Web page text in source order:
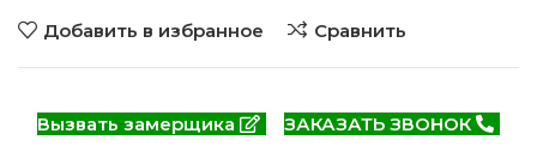
Добавить в избранное Сравнить
Вызвать замерщика
ЗАКАЗАТЬ ЗВОНОК